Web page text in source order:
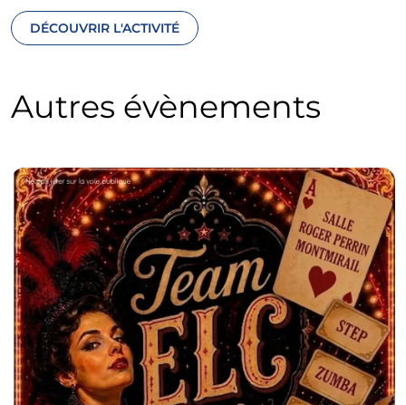
DÉCOUVRIR L'ACTIVITÉ
Autres évènements